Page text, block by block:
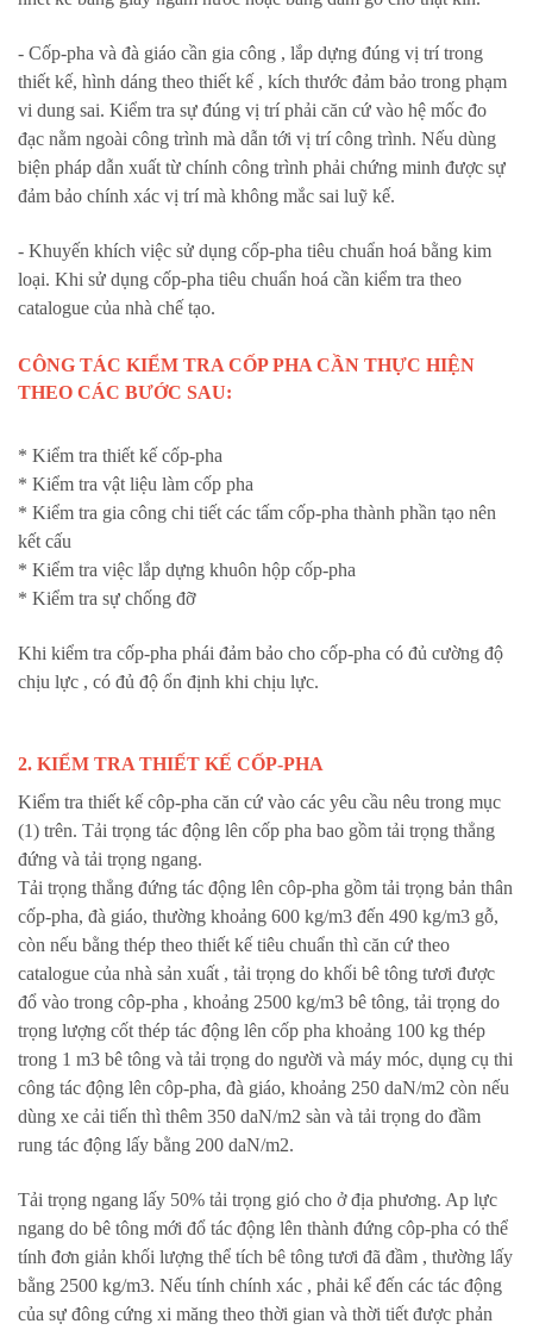
- Cốp-pha và đà giáo cần gia công , lắp dựng đúng vị trí trong
thiết kế, hình dáng theo thiết kế , kích thước đảm bảo trong phạm
vi dung sai. Kiểm tra sự đúng vị trí phải căn cứ vào hệ mốc đo
đạc nằm ngoài công trình mà dẫn tới vị trí công trình. Nếu dùng
biện pháp dẫn xuất từ chính công trình phải chứng minh được sự
đảm bảo chính xác vị trí mà không mắc sai luỹ kế.
- Khuyến khích việc sử dụng cốp-pha tiêu chuẩn hoá bằng kim
loại. Khi sử dụng cốp-pha tiêu chuẩn hoá cần kiểm tra theo
catalogue của nhà chế tạo.
CÔNG TÁC KIỂM TRA CỐP PHA CẦN THỰC HIỆN
THEO CÁC BƯỚC SAU:
* Kiểm tra thiết kế cốp-pha
* Kiểm tra vật liệu làm cốp pha
* Kiểm tra gia công chi tiết các tấm cốp-pha thành phần tạo nên
kết cấu
* Kiểm tra việc lắp dựng khuôn hộp cốp-pha
* Kiểm tra sự chống đỡ
Khi kiểm tra cốp-pha phái đảm bảo cho cốp-pha có đủ cường độ
chịu lực , có đủ độ ổn định khi chịu lực.
2. KIỂM TRA THIẾT KẾ CỐP-PHA
Kiểm tra thiết kế côp-pha căn cứ vào các yêu cầu nêu trong mục
(1) trên. Tải trọng tác động lên cốp pha bao gồm tải trọng thẳng
đứng và tải trọng ngang.
Tải trọng thẳng đứng tác động lên côp-pha gồm tải trọng bản thân
cốp-pha, đà giáo, thường khoảng 600 kg/m3 đến 490 kg/m3 gỗ,
còn nếu bằng thép theo thiết kế tiêu chuẩn thì căn cứ theo
catalogue của nhà sản xuất , tải trọng do khối bê tông tươi được
đổ vào trong côp-pha , khoảng 2500 kg/m3 bê tông, tải trọng do
trọng lượng cốt thép tác động lên cốp pha khoảng 100 kg thép
trong 1 m3 bê tông và tải trọng do người và máy móc, dụng cụ thi
công tác động lên côp-pha, đà giáo, khoảng 250 daN/m2 còn nếu
dùng xe cải tiến thì thêm 350 daN/m2 sàn và tải trọng do đầm
rung tác động lấy bằng 200 daN/m2.
Tải trọng ngang lấy 50% tải trọng gió cho ở địa phương. Ap lực
ngang do bê tông mới đổ tác động lên thành đứng côp-pha có thể
tính đơn giản khối lượng thể tích bê tông tươi đã đầm , thường lấy
bằng 2500 kg/m3. Nếu tính chính xác , phải kể đến các tác động
của sự đông cứng xi măng theo thời gian và thời tiết được phản